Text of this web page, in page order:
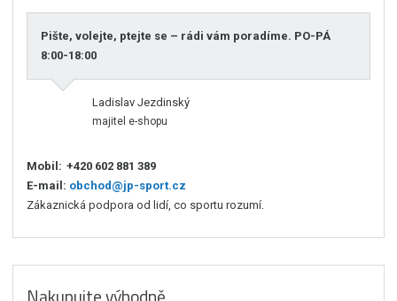
Pište, volejte, ptejte se – rádi vám poradíme. PO-PÁ
8:00-18:00
Ladislav Jezdinský
majitel e-shopu
Mobil: +420 602 881 389
E-mail: obchod@jp-sport.cz
Zákaznická podpora od lidí, co sportu rozumí.